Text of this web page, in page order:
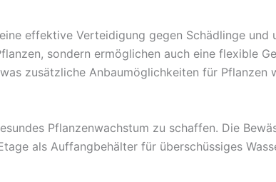
effektive Verteidigung gegen Schädlinge und
sondern ermöglichen auch eine flexible
zusätzliche Anbaumöglichkeiten für Pflanzen
Pflanzenwachstum zu schaffen. Die
als Auffangbehälter für überschüssiges